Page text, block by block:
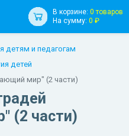
В корзине: 0 товаров
На сумму: 0 ₽
детям и педагогам
детей
мир" (2 части)
(2 части)